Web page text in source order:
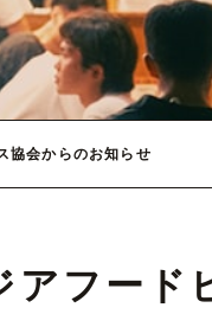
協会からのお知らせ
アフード